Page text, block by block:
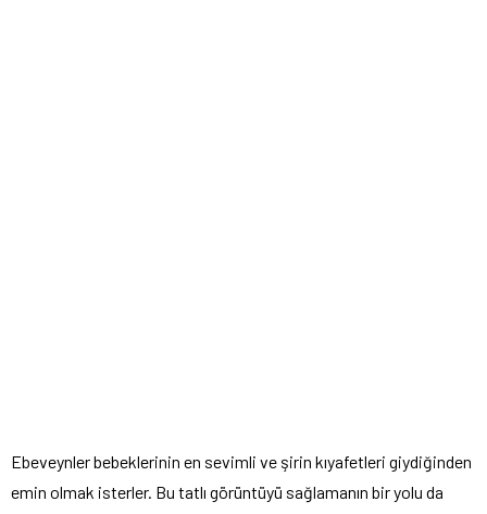
Ebeveynler bebeklerinin en sevimli ve şirin kıyafetleri giydiğinden
emin olmak isterler. Bu tatlı görüntüyü sağlamanın bir yolu da